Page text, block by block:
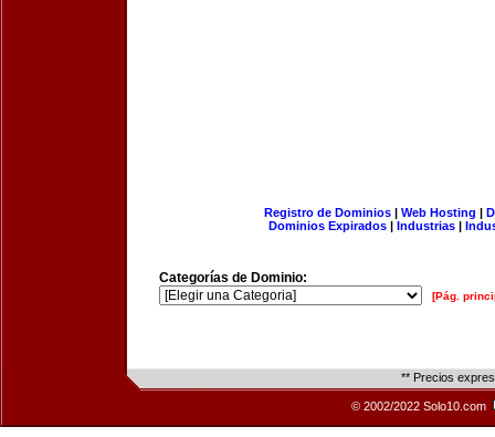
Registro de Dominios| Web Hosting |
Dominios Expirados | Industrias |
Categorías de Dominio:
[Pág.
** Precios
© 2002/2022 Solo10.com